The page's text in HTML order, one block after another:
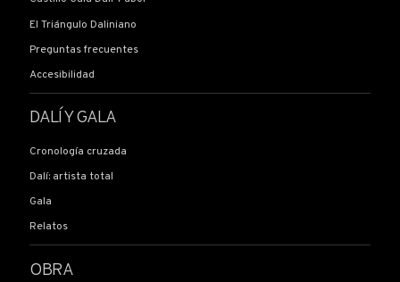
El Triángulo Daliniano
Preguntas frecuentes
Accesibilidad
DALÍ Y GALA
Cronología cruzada
Dalí: artista total
Gala
Relatos
OBRA